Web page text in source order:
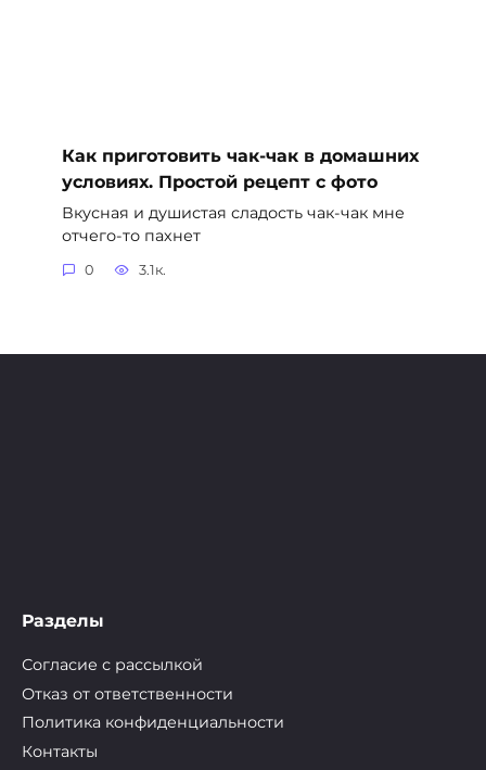
Как приготовить чак-чак в домашних
условиях. Простой рецепт с фото
Вкусная и душистая сладость чак-чак мне
отчего-то пахнет
0 3.1к.
Разделы
Согласие с рассылкой
Отказ от ответственности
Политика конфиденциальности
Контакты